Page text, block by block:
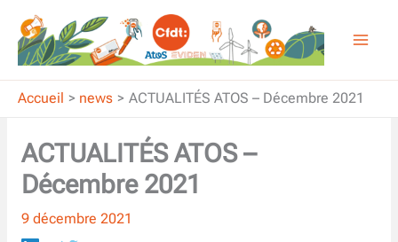
contenu
Accueil news ACTUALITÉS ATOS – Décembre 2021
ACTUALITÉS ATOS –
Décembre 2021
9 décembre 2021